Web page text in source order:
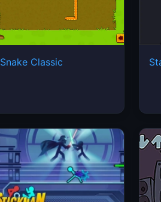
Snake Classic